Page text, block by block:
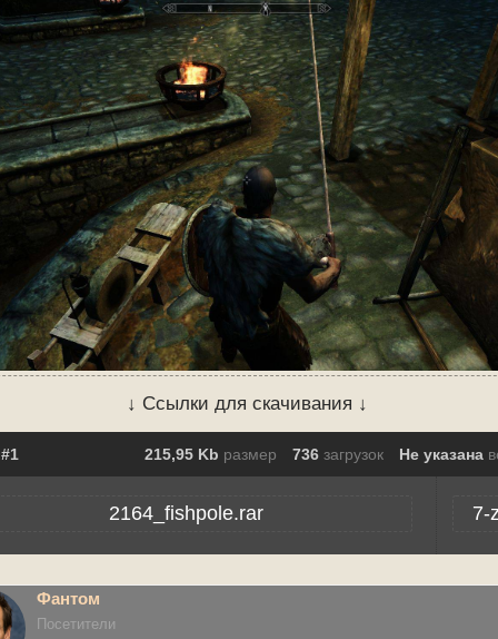
↓ Ссылки для скачивания ↓
215,95 Kb размер 736 загрузок Не указана
2164_fishpole.rar 7-
Фантом
Посетители